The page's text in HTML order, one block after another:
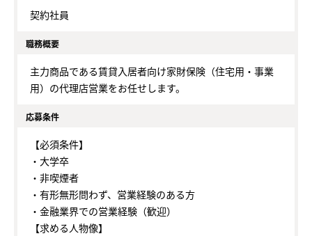
契約社員
職務概要
主力商品である賃貸入居者向け家財保険（住宅用・事業
用）の代理店営業をお任せします。
応募条件
【必須条件】
・大学卒
・非喫煙者
・有形無形問わず、営業経験のある方
・金融業界での営業経験（歓迎）
【求める人物像】